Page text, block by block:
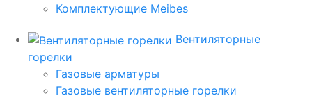
Комплектующие Meibes
Вентиляторные
горелки
Газовые арматуры
Газовые вентиляторные горелки